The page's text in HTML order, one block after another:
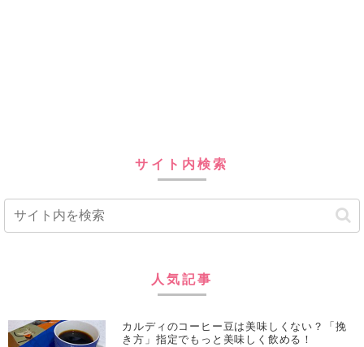
サイト内検索
人気記事
カルディのコーヒー豆は美味しくない？「挽
き方」指定でもっと美味しく飲める！